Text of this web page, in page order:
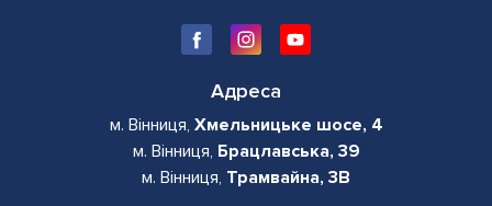
Адреса
м. Вінниця, Хмельницьке шосе, 4
м. Вінниця, Брацлавська, 39
м. Вінниця, Трамвайна, 3В